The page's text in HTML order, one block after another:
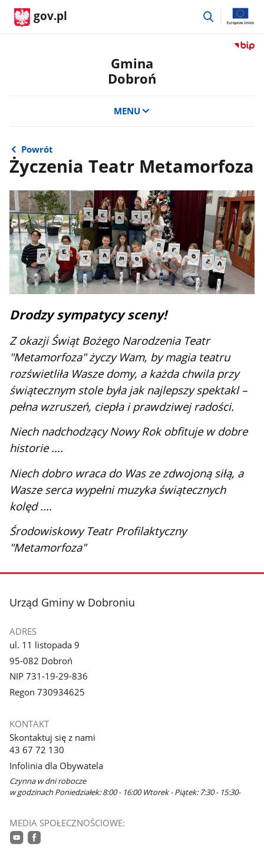
gov.pl
przejdź
Przejdź
Gmina
Dobroń
MENU
Powrót
Życzenia Teatr Metamorfoza
Drodzy sympatycy sceny!
Z okazji Świąt Bożego Narodzenia Teatr
"Metamorfoza" życzy Wam, by magia teatru
rozświetliła Wasze domy, a każda chwila przy
świątecznym stole była jak najlepszy spektakl –
pełna wzruszeń, ciepła i prawdziwej radości.
Niech nadchodzący Nowy Rok obfituje w dobre
historie ....
Niech dobro wraca do Was ze zdwojoną siłą, a
Wasze serca wypełni muzyka świątecznych
kolęd ....
Środowiskowy Teatr Profilaktyczny
"Metamorfoza"
stopka
Urząd Gminy w Dobroniu
ADRES
ul. 11 listopada 9
95-082 Dobroń
NIP 731-19-29-836
Regon 730934625
KONTAKT
Skontaktuj się z nami
43 67 72 130
Infolinia dla Obywatela
Czynna w dni robocze
w godzinach Poniedziałek: 8:00 - 16:00 Wtorek - Piątek: 7:30 - 15:30-
MEDIA SPOŁECZNOŚCIOWE: